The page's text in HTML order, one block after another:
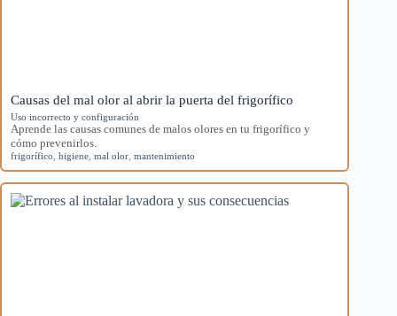
Causas del mal olor al abrir la puerta del frigorífico
Uso incorrecto y configuración
Aprende las causas comunes de malos olores en tu frigorífico y
cómo prevenirlos.
frigorífico higiene mal olor mantenimiento